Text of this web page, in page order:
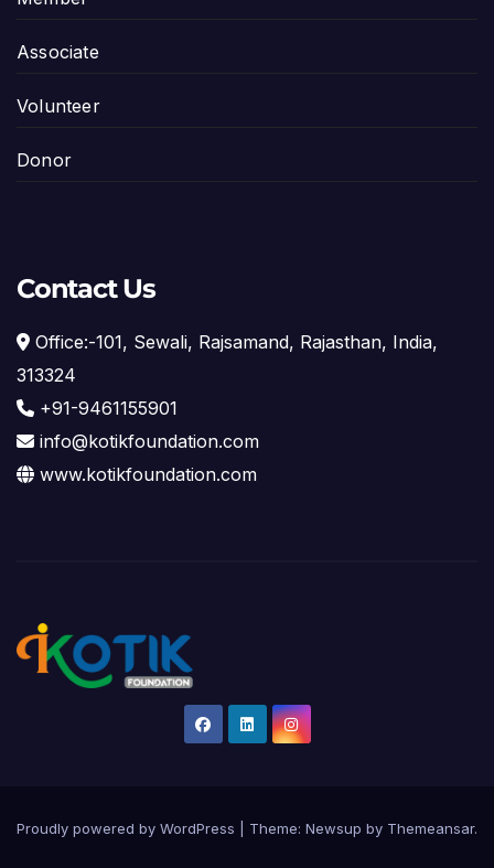
Associate
Volunteer
Donor
Contact Us
Office:-101, Sewali, Rajsamand, Rajasthan, India,
313324
+91-9461155901
info@kotikfoundation.com
www.kotikfoundation.com
Proudly powered by WordPress Theme: Newsup by Themeansar.